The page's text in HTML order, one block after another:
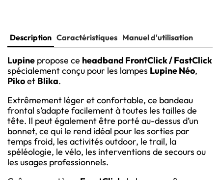
Description Caractéristiques Manuel d'utilisation
Lupine propose ce headband FrontClick / FastClick
spécialement conçu pour les lampes Lupine Néo,
Pikoet Blika.
Extrêmement léger et confortable, ce bandeau
frontal s’adapte facilement à toutes les tailles de
tête. Il peut également être porté au-dessus d’un
bonnet, ce qui le rend idéal pour les sorties par
temps froid, les activités outdoor, le trail, la
spéléologie, le vélo, les interventions de secours ou
les usages professionnels.